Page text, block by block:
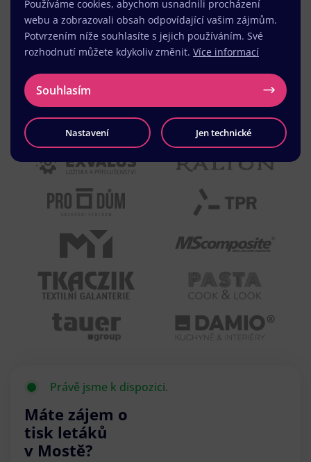
Právě jsme k dispozici.
Máte zájem o
tisk letáků
v Mostě?
Používáme cookies, abychom usnadnili procházení
webu a zobrazovali obsah odpovídající vašim zájmům.
Potvrzením níže souhlasíte s jejich používáním. Své
rozhodnutí můžete kdykoliv změnit. Více informací
Souhlasím
Nastavení Jen technické